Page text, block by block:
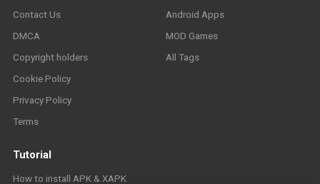
Contact Us
DMCA
Copyright holders
Cookie Policy
Privacy Policy
Terms
Android Apps
MOD Games
All Tags
Tutorial
How to install APK & XAPK